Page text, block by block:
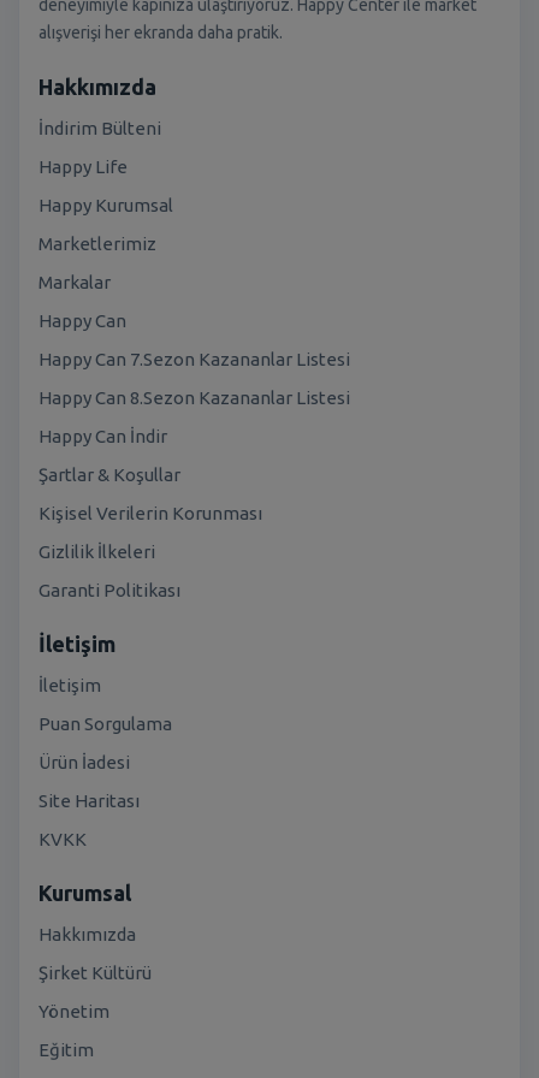
deneyimiyle kapınıza ulaştırıyoruz. Happy Center ile market
alışverişi her ekranda daha pratik.
Hakkımızda
İndirim Bülteni
Happy Life
Happy Kurumsal
Marketlerimiz
Markalar
Happy Can
Happy Can 7.Sezon Kazananlar Listesi
Happy Can 8.Sezon Kazananlar Listesi
Happy Can İndir
Şartlar & Koşullar
Kişisel Verilerin Korunması
Gizlilik İlkeleri
Garanti Politikası
İletişim
İletişim
Puan Sorgulama
Ürün İadesi
Site Haritası
KVKK
Kurumsal
Hakkımızda
Şirket Kültürü
Yönetim
Eğitim